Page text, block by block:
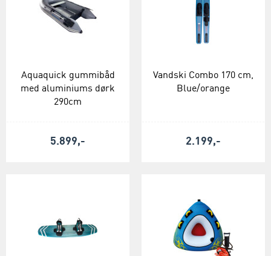
Aquaquick gummibåd
med aluminiums dørk
290cm
5.899,-
Vandski Combo 170 cm,
Blue/orange
2.199,-